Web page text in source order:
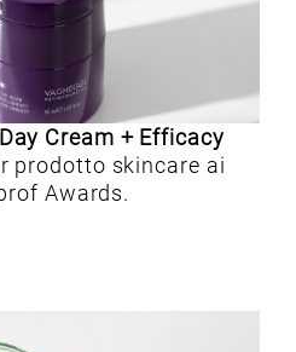
Cream + Efficacy
prodotto skincare ai
Awards.